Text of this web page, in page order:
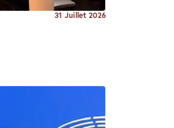
31 Juillet 2026